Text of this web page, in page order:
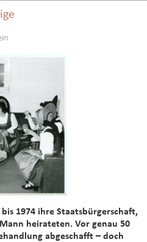
1974 ihre Staatsbürgerschaft,
heirateten. Vor genau 50
abgeschafft – doch